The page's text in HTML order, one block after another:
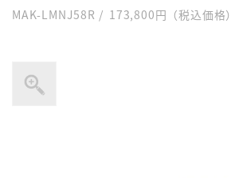
MAK-LMNJ58R / 173,800円（税込価格）